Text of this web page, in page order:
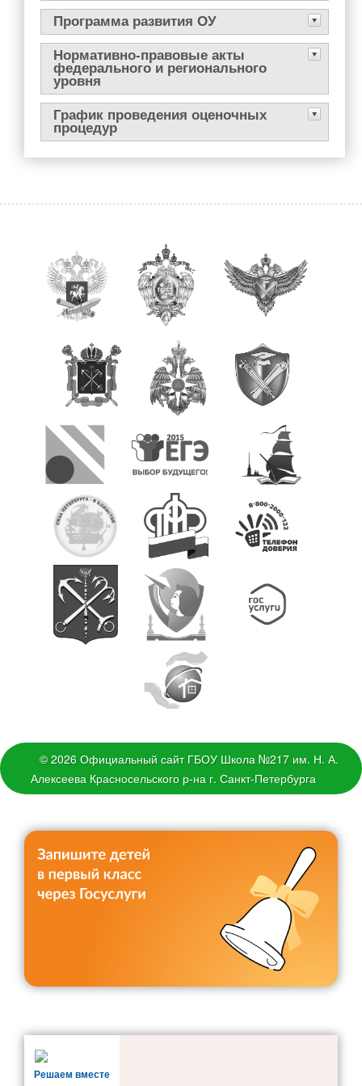
Прием в 1 класс
Выбор модуля ОРКСЭ
ТПМПК
Электронный дневник
Ежедневное меню
Новости Минпросвещения России
Ученикам
Классы и классные руководители
Расписание занятий
Учебная работа
Обучение с использованием дистанционных
образовательных технологий
Введение ФГОС СОО
Государственная итоговая аттестация (ГИА)
Итоговое собеседование (ИС-9)
Итоговое сочинение (ИС-11)
Проведение оценочных процедур в ОУ
Всероссийские проверочные работы
Всероссийская олимпиада школьников
Функциональная грамотность
Инновационная деятельность
Разработки уроков
Воспитательная работа
Документация
Профориентация
Профилактика детского дорожно-транспортного травматизма
несовершеннолетних
Первичное отделение РДДМ «Движение первых»
Орлята России
Программа развития ОУ
Нормативно-правовые акты
федерального и регионального
уровня
График проведения оценочных
процедур
© 2026 Официальный сайт ГБОУ Школа №217 им. Н. А.
Алексеева Красносельского р-на г. Санкт-Петербурга
Решаем вместе